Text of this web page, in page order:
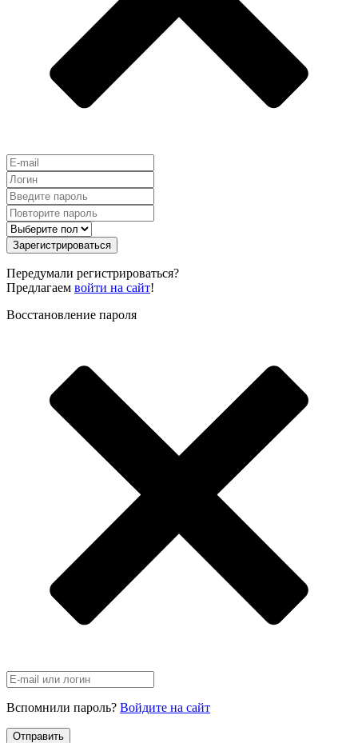
Зарегистрироваться
Передумали регистрироваться?
Предлагаем войти на сайт!
Восстановление пароля
Вспомнили пароль? Войдите на сайт
Отправить